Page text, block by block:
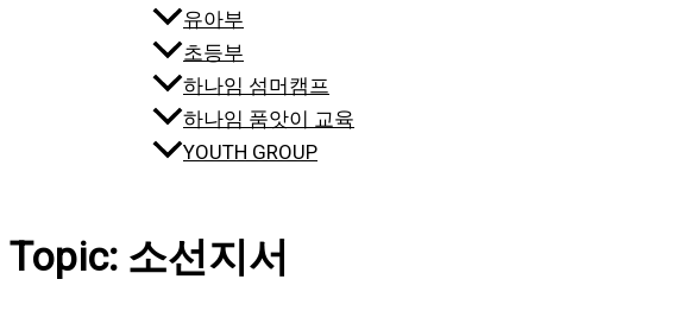
유아부
초등부
하나임 섬머캠프
하나임 품앗이 교육
YOUTH GROUP
Topic: 소선지서